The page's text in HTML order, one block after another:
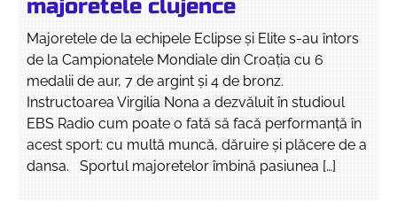
majoretele clujence
Majoretele de la echipele Eclipse şi Elite s-au întors
de la Campionatele Mondiale din Croaţia cu 6
medalii de aur, 7 de argint şi 4 de bronz.
Instructoarea Virgilia Nona a dezvăluit în studioul
EBS Radio cum poate o fată să facă performanţă în
acest sport: cu multă muncă, dăruire şi plăcere de a
dansa. Sportul majoretelor îmbină pasiunea […]